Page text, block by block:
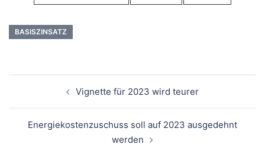
BASISZINSATZ
Vignette für 2023 wird teurer
Energiekostenzuschuss soll auf 2023 ausgedehnt
werden